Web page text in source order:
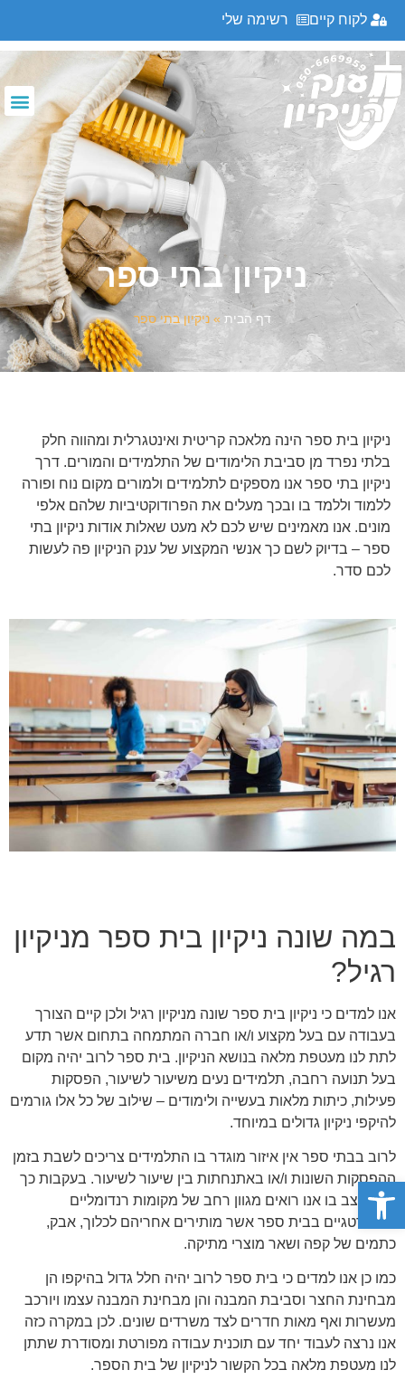
פתח סרגל נגישות
לקוח קיים רשימה שלי
ניקיון בתי ספר
ניקיון בתי ספר
דף הבית » ניקיון בתי ספר
ניקיון בית ספר הינה מלאכה קריטית ואינטגרלית ומהווה חלק
בלתי נפרד מן סביבת הלימודים של התלמידים והמורים. דרך
ניקיון בתי ספר אנו מספקים לתלמידים ולמורים מקום נוח ופורה
ללמוד וללמד בו ובכך מעלים את הפרודוקטיביות שלהם אלפי
מונים. אנו מאמינים שיש לכם לא מעט שאלות אודות ניקיון בתי
ספר – בדיוק לשם כך אנשי המקצוע של ענק הניקיון פה לעשות
לכם סדר.
במה שונה ניקיון בית ספר מניקיון
רגיל?
אנו למדים כי ניקיון בית ספר שונה מניקיון רגיל ולכן קיים הצורך
בעבודה עם בעל מקצוע ו/או חברה המתמחה בתחום אשר תדע
לתת לנו מעטפת מלאה בנושא הניקיון. בית ספר לרוב יהיה מקום
בעל תנועה רחבה, תלמידים נעים משיעור לשיעור, הפסקות
פעילות, כיתות מלאות בעשייה ולימודים – שילוב של כל אלו גורמים
להיקפי ניקיון גדולים במיוחד.
לרוב בבתי ספר אין איזור מוגדר בו התלמידים צריכים לשבת בזמן
ההפסקות השונות ו/או באתנחתות בין שיעור לשיעור. בעקבות כך
יוצא מצב בו אנו רואים מגוון רחב של מקומות רנדומליים
ואסטרטגיים בבית ספר אשר מותירים אחריהם לכלוך, אבק,
כתמים של קפה ושאר מוצרי מתיקה.
כמו כן אנו למדים כי בית ספר לרוב יהיה חלל גדול בהיקפו הן
מבחינת החצר וסביבת המבנה והן מבחינת המבנה עצמו ויורכב
מעשרות ואף מאות חדרים לצד משרדים שונים. לכן במקרה כזה
אנו נרצה לעבוד יחד עם תוכנית עבודה מפורטת ומסודרת שתתן
לנו מעטפת מלאה בכל הקשור לניקיון של בית הספר.